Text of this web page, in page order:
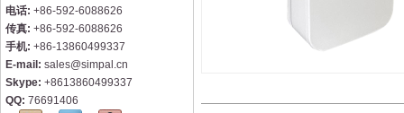
电话: +86-592-6088626
传真: +86-592-6088626
手机: +86-13860499337
E-mail: sales@simpal.cn
Skype: +8613860499337
QQ: 76691406